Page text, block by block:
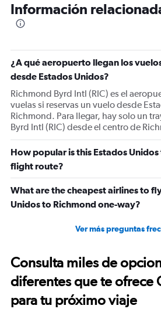
Información
¿A qué aeropuerto llegan los
desde Estados Unidos?
Richmond Byrd Intl (RIC) es el
vuelas si reservas un vuelo desde
Richmond. Para llegar, hay solo un
Byrd Intl (RIC) desde el centro de
How popular is this Estados
flight route?
What are the cheapest airlines to
Unidos to Richmond one-way?
Ver más preguntas
Consulta miles de
diferentes que te ofrece
para tu próximo viaje